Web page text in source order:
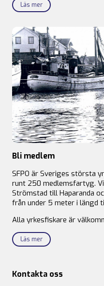
Läs mer
Bli medlem
SFPO är Sveriges största
runt 250 medlemsfartyg.
Strömstad till Haparanda
från under 5 meter i längd
Alla yrkesfiskare är
Läs mer
Kontakta oss